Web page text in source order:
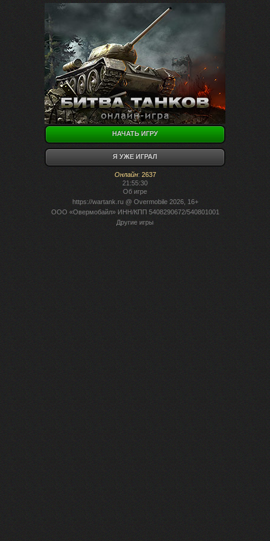
НАЧАТЬ ИГРУ
Я УЖЕ ИГРАЛ
Онлайн: 2637
21:55:30
Об игре
https://wartank.ru@ Overmobile 2026, 16+
ООО «Овермобайл» ИНН/КПП 5408290672/540801001
Другие игры